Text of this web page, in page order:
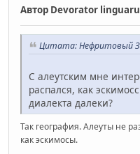
Автор Devorator
Цитата: Нефритовый
С алеутским мне
распался, как
диалекта далеки?
Так география. Алеуты не
как эскимосы.